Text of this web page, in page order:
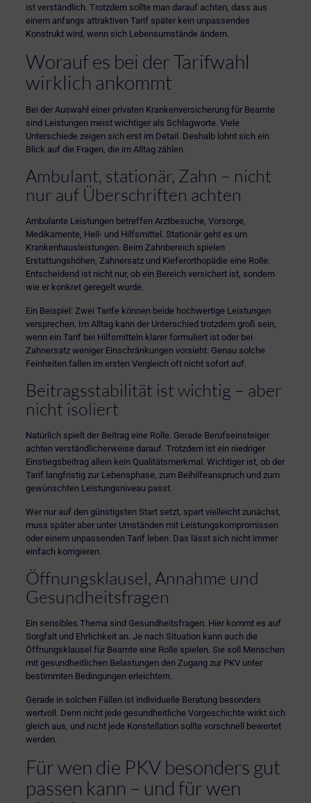
ist verständlich. Trotzdem sollte man darauf achten, dass aus
einem anfangs attraktiven Tarif später kein unpassendes
Konstrukt wird, wenn sich Lebensumstände ändern.
Worauf es bei der Tarifwahl
wirklich ankommt
Bei der Auswahl einer privaten Krankenversicherung für Beamte
sind Leistungen meist wichtiger als Schlagworte. Viele
Unterschiede zeigen sich erst im Detail. Deshalb lohnt sich ein
Blick auf die Fragen, die im Alltag zählen.
Ambulant, stationär, Zahn – nicht
nur auf Überschriften achten
Ambulante Leistungen betreffen Arztbesuche, Vorsorge,
Medikamente, Heil- und Hilfsmittel. Stationär geht es um
Krankenhausleistungen. Beim Zahnbereich spielen
Erstattungshöhen, Zahnersatzund Kieferorthopädie eine Rolle.
Entscheidend ist nicht nur, ob ein Bereich versichert ist, sondern
wie er konkret geregelt wurde.
Ein Beispiel: Zwei Tarife können beide hochwertige Leistungen
versprechen. Im Alltag kann der Unterschied trotzdem groß sein,
wenn ein Tarif bei Hilfsmitteln klarer formuliert ist oder bei
Zahnersatz weniger Einschränkungen vorsieht. Genau solche
Feinheiten fallen im ersten Vergleich oft nicht sofort auf.
Beitragsstabilität ist wichtig – aber
nicht isoliert
Natürlich spielt der Beitrag eine Rolle. Gerade Berufseinsteiger
achten verständlicherweise darauf. Trotzdem ist ein niedriger
Einstiegsbeitrag allein kein Qualitätsmerkmal. Wichtiger ist, ob der
Tarif langfristig zur Lebensphase, zum Beihilfeanspruch und zum
gewünschten Leistungsniveau passt.
Wer nur auf den günstigsten Start setzt, spart vielleicht zunächst,
muss später aber unter Umständen mit Leistungskompromissen
oder einem unpassenden Tarif leben. Das lässt sich nicht immer
einfach korrigieren.
Öffnungsklausel, Annahme und
Gesundheitsfragen
Ein sensibles Thema sind Gesundheitsfragen. Hier kommt es auf
Sorgfalt und Ehrlichkeit an. Je nach Situation kann auch die
Öffnungsklausel für Beamte eine Rolle spielen. Sie soll Menschen
mit gesundheitlichen Belastungen den Zugang zur PKV unter
bestimmten Bedingungen erleichtern.
Gerade in solchen Fällen ist individuelle Beratungbesonders
wertvoll. Denn nicht jede gesundheitliche Vorgeschichte wirkt sich
gleich aus, und nicht jede Konstellation sollte vorschnell bewertet
werden.
Für wen die PKV besonders gut
passen kann – und für wen